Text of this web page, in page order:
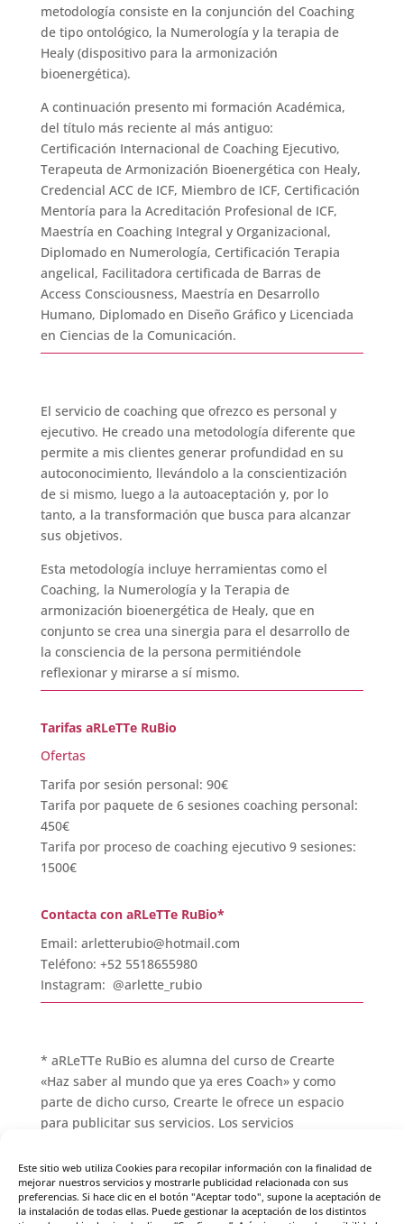
Este sitio web utiliza Cookies para recopilar información con la finalidad de
mejorar nuestros servicios y mostrarle publicidad relacionada con sus
preferencias. Si hace clic en el botón "Aceptar todo", supone la aceptación de
la instalación de todas ellas. Puede gestionar la aceptación de los distintos
metodología consiste en la conjunción del Coaching
de tipo ontológico, la Numerología y la terapia de
Healy (dispositivo para la armonización
bioenergética).
A continuación presento mi formación Académica,
del título más reciente al más antiguo:
Certificación Internacional de Coaching Ejecutivo,
Terapeuta de Armonización Bioenergética con Healy,
Credencial ACC de ICF, Miembro de ICF, Certificación
Mentoría para la Acreditación Profesional de ICF,
Maestría en Coaching Integral y Organizacional,
Diplomado en Numerología, Certificación Terapia
angelical, Facilitadora certificada de Barras de
Access Consciousness, Maestría en Desarrollo
Humano, Diplomado en Diseño Gráfico y Licenciada
en Ciencias de la Comunicación.
El servicio de coaching que ofrezco es personal y
ejecutivo. He creado una metodología diferente que
permite a mis clientes generar profundidad en su
autoconocimiento, llevándolo a la conscientización
de si mismo, luego a la autoaceptación y, por lo
tanto, a la transformación que busca para alcanzar
sus objetivos.
Esta metodología incluye herramientas como el
Coaching, la Numerología y la Terapia de
armonización bioenergética de Healy, que en
conjunto se crea una sinergia para el desarrollo de
la consciencia de la persona permitiéndole
reflexionar y mirarse a sí mismo.
Tarifas aRLeTTe RuBio
Ofertas
Tarifa por sesión personal: 90€
Tarifa por paquete de 6 sesiones coaching personal:
450€
Tarifa por proceso de coaching ejecutivo 9 sesiones:
1500€
Contacta con aRLeTTe RuBio*
Email: arletterubio@hotmail.com
Teléfono: +52 5518655980
Instagram: @arlette_rubio
* aRLeTTe RuBio es alumna del curso de Crearte
«Haz saber al mundo que ya eres Coach» y como
parte de dicho curso, Crearte le ofrece un espacio
para publicitar sus servicios. Los servicios
ninguna relación con Crearte Coaching y Crearte
Coaching no se hace responsable de los mismos.